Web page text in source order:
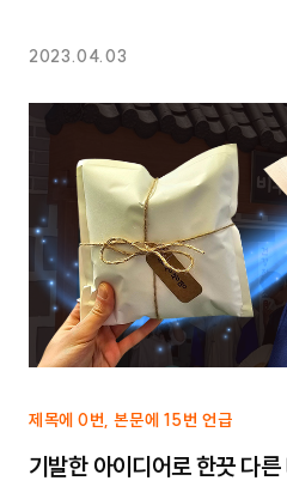
2023.04.03
제목에 0번, 본문에 15번 언급
기발한 아이디어로 한끗 다